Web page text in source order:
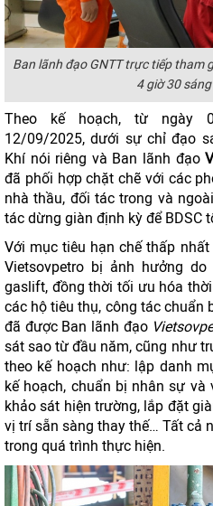
Ban lãnh đạo GNTT trực tiếp tham
4 giờ 30
Theo kế hoạch, từ ngày
12/09/2025, dưới sự chỉ đạo
Khí nói riêng và Ban lãnh đạo
đã phối hợp chặt chẽ với các
nhà thầu, đối tác trong và
tác dừng giàn định kỳ để BDSC
Với mục tiêu hạn chế thấp
Vietsovpetro bị ảnh hưởng
gaslift, đồng thời tối ưu hóa
các hộ tiêu thụ, công tác chuẩn
đã được Ban lãnh đạo
sát sao từ đầu năm, cũng như
theo kế hoạch như: lập danh
kế hoạch, chuẩn bị nhân sự
khảo sát hiện trường, lắp đặt
vị trí sẵn sàng thay thế… Tất cả
trong quá trình thực hiện.